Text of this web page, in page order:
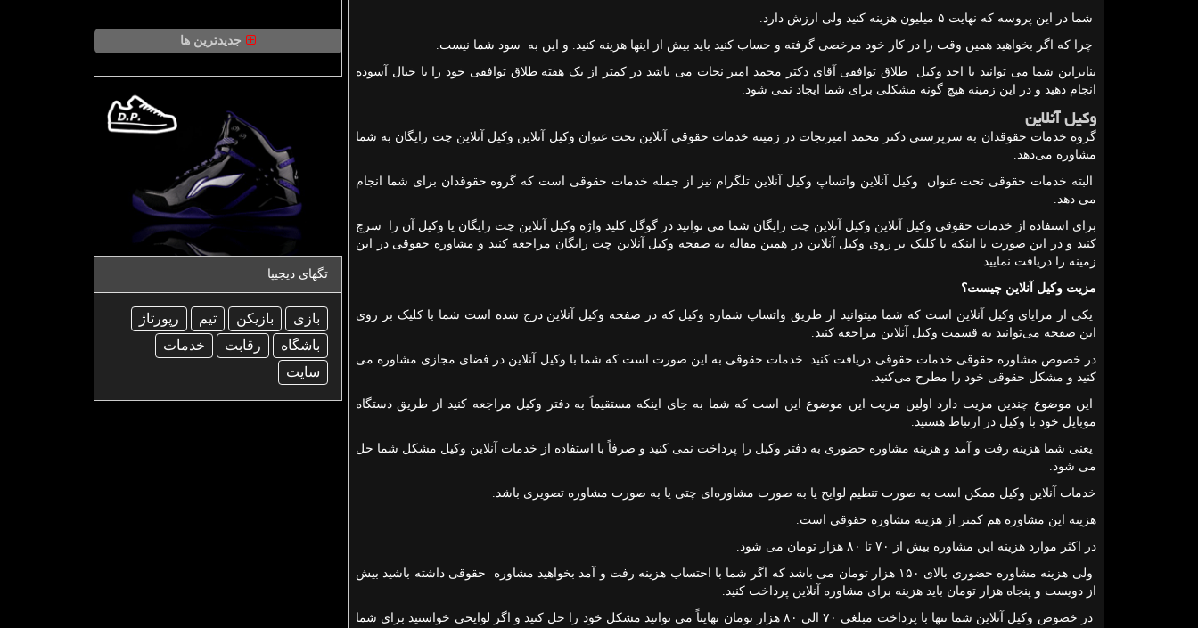
شما در این پروسه که نهایت ۵ میلیون هزینه کنید ولی ارزش دارد.
چرا که اگر بخواهید همین وقت را در کار خود مرخصی گرفته و حساب کنید باید بیش از اینها هزینه کنید. و این به سود شما نیست.
بنابراین شما می توانید با اخذ وکیل طلاق توافقی آقای دکتر محمد امیر نجات می باشد در کمتر از یک هفته طلاق توافقی خود را با خیال آسوده
انجام دهید و در این زمینه هیچ گونه مشکلی برای شما ایجاد نمی شود.
وکیل آنلاین
گروه خدمات حقوقدان به سرپرستی دکتر محمد امیرنجات در زمینه خدمات حقوقی آنلاین تحت عنوان وکیل آنلاین وکیل آنلاین چت رایگان به شما
مشاوره می‌دهد.
البته خدمات حقوقی تحت عنوان وکیل آنلاین واتساپ وکیل آنلاین تلگرام نیز از جمله خدمات حقوقی است که گروه حقوقدان برای شما انجام
می دهد.
برای استفاده از خدمات حقوقی وکیل آنلاین وکیل آنلاین چت رایگان شما می توانید در گوگل کلید واژه وکیل آنلاین چت رایگان یا وکیل آن را سرچ
کنید و در این صورت یا اینکه با کلیک بر روی وکیل آنلاین در همین مقاله به صفحه وکیل آنلاین چت رایگان مراجعه کنید و مشاوره حقوقی در این
زمینه را دریافت نمایید.
مزیت وکیل آنلاین چیست؟
یکی از مزایای وکیل آنلاین است که شما میتوانید از طریق واتساپ شماره وکیل که در صفحه وکیل آنلاین درج شده است شما با کلیک بر روی
این صفحه می‌توانید به قسمت وکیل آنلاین مراجعه کنید.
در خصوص مشاوره حقوقی خدمات حقوقی دریافت کنید .خدمات حقوقی به این صورت است که شما با وکیل آنلاین در فضای مجازی مشاوره می
کنید و مشکل حقوقی خود را مطرح می‌کنید.
این موضوع چندین مزیت دارد اولین مزیت این موضوع این است که شما به جای اینکه مستقیماً به دفتر وکیل مراجعه کنید از طریق دستگاه
موبایل خود با وکیل در ارتباط هستید.
یعنی شما هزینه رفت و آمد و هزینه مشاوره حضوری به دفتر وکیل را پرداخت نمی کنید و صرفاً با استفاده از خدمات آنلاین وکیل مشکل شما حل
می شود.
خدمات آنلاین وکیل ممکن است به صورت تنظیم لوایح یا به صورت مشاوره‌ای چتی یا به صورت مشاوره تصویری باشد.
هزینه این مشاوره هم کمتر از هزینه مشاوره حقوقی است.
در اکثر موارد هزینه این مشاوره بیش از ۷۰ تا ۸۰ هزار تومان می شود.
ولی هزینه مشاوره حضوری بالای ۱۵۰ هزار تومان می باشد که اگر شما با احتساب هزینه رفت و آمد بخواهید مشاوره حقوقی داشته باشید بیش
از دویست و پنجاه هزار تومان باید هزینه برای مشاوره آنلاین پرداخت کنید.
در خصوص وکیل آنلاین شما تنها با پرداخت مبلغی ۷۰ الی ۸۰ هزار تومان نهایتاً می توانید مشکل خود را حل کنید و اگر لوایحی خواستید برای شما
جدیدترین ها
تگهای دیجیپا
بازی بازیكن تیم
رپورتاژ
باشگاه
رقابت
خدمات
سایت